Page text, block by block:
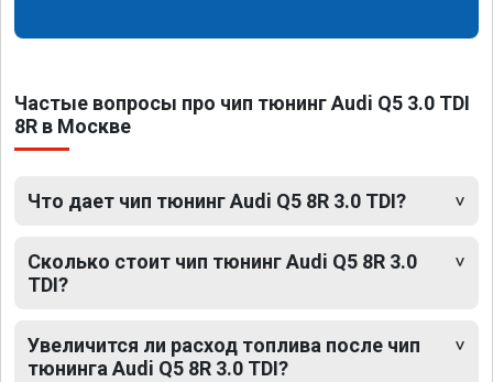
Частые вопросы про чип тюнинг Audi Q5 3.0 TDI
8R в Москве
Что дает чип тюнинг Audi Q5 8R 3.0 TDI?
Сколько стоит чип тюнинг Audi Q5 8R 3.0
TDI?
Увеличится ли расход топлива после чип
тюнинга Audi Q5 8R 3.0 TDI?